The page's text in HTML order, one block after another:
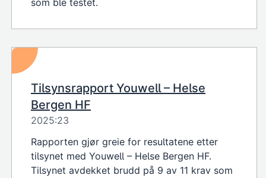
som ble testet.
Tilsynsrapport Youwell – Helse
Bergen HF
2025:23
Rapporten gjør greie for resultatene etter
tilsynet med Youwell – Helse Bergen HF.
Tilsynet avdekket brudd på 9 av 11 krav som